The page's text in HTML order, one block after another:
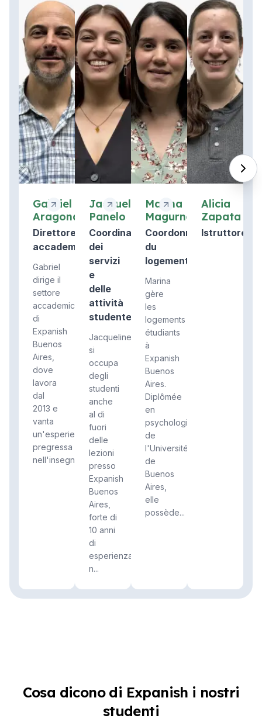
Gabriel
Aragona
Direttore
accademico
Gabriel
dirige il
settore
accademico
di
Expanish
Buenos
Aires,
dove
lavora
dal
2013 e
vanta
un'esperienza
pregressa
nell'insegname...
Jacqueline
Panelo
Coordinatore
dei
servizi
e
delle
attività
studentesche
Jacqueline
si
occupa
degli
studenti
anche
al di
fuori
delle
lezioni
presso
Expanish
Buenos
Aires,
forte di
10 anni
di
esperienza
n...
Marina
Magurno
Coordonnateur
du
logement
Marina
gère
les
logements
étudiants
à
Expanish
Buenos
Aires.
Diplômée
en
psychologie
de
l'Université
de
Buenos
Aires,
elle
possède...
Alicia
Zapata
Istruttore
Cosa dicono di Expanish i nostri
studenti